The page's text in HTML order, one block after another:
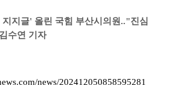
지글' 올린 국힘 부산시의원.."진심
수연 기자
news/202412050858595281